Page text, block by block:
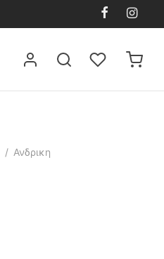
/ Ανδρικη